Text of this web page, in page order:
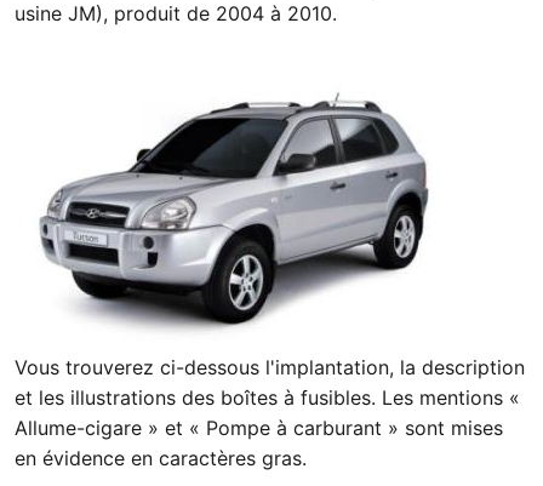
usine JM), produit de 2004 à 2010.
Vous trouverez ci-dessous l'implantation, la description
et les illustrations des boîtes à fusibles. Les mentions «
Allume-cigare » et « Pompe à carburant » sont mises
en évidence en caractères gras.